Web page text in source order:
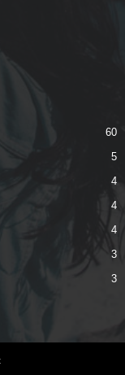
60
5
4
4
4
3
3